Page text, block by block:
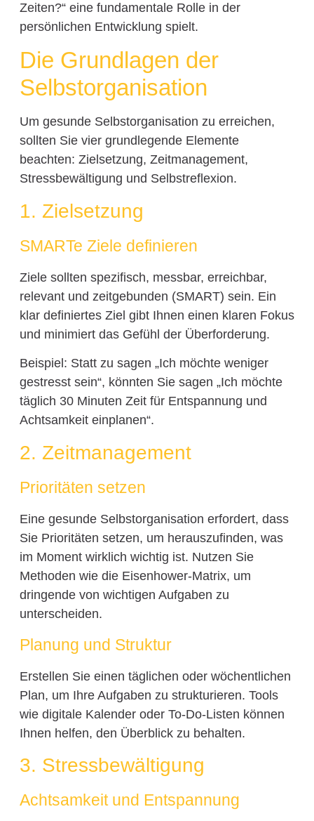
Zeiten?“ eine fundamentale Rolle in der
persönlichen Entwicklung spielt.
Die Grundlagen der
Selbstorganisation
Um gesunde Selbstorganisation zu erreichen,
sollten Sie vier grundlegende Elemente
beachten: Zielsetzung, Zeitmanagement,
Stressbewältigung und Selbstreflexion.
1. Zielsetzung
SMARTe Ziele definieren
Ziele sollten spezifisch, messbar, erreichbar,
relevant und zeitgebunden (SMART) sein. Ein
klar definiertes Ziel gibt Ihnen einen klaren Fokus
und minimiert das Gefühl der Überforderung.
Beispiel: Statt zu sagen „Ich möchte weniger
gestresst sein“, könnten Sie sagen „Ich möchte
täglich 30 Minuten Zeit für Entspannung und
Achtsamkeit einplanen“.
2. Zeitmanagement
Prioritäten setzen
Eine gesunde Selbstorganisation erfordert, dass
Sie Prioritäten setzen, um herauszufinden, was
im Moment wirklich wichtig ist. Nutzen Sie
Methoden wie die Eisenhower-Matrix, um
dringende von wichtigen Aufgaben zu
unterscheiden.
Planung und Struktur
Erstellen Sie einen täglichen oder wöchentlichen
Plan, um Ihre Aufgaben zu strukturieren. Tools
wie digitale Kalender oder To-Do-Listen können
Ihnen helfen, den Überblick zu behalten.
3. Stressbewältigung
Achtsamkeit und Entspannung